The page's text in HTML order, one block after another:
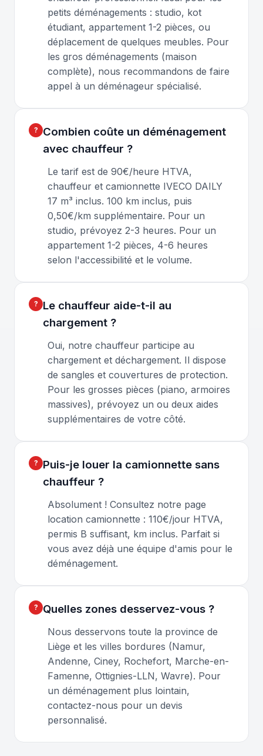
petits déménagements : studio, kot
étudiant, appartement 1-2 pièces, ou
déplacement de quelques meubles. Pour
les gros déménagements (maison
complète), nous recommandons de faire
appel à un déménageur spécialisé.
Combien coûte un déménagement
avec chauffeur ?
Le tarif est de 90€/heure HTVA,
chauffeur et camionnette IVECO DAILY
17 m³ inclus. 100 km inclus, puis
0,50€/km supplémentaire. Pour un
studio, prévoyez 2-3 heures. Pour un
appartement 1-2 pièces, 4-6 heures
selon l'accessibilité et le volume.
Le chauffeur aide-t-il au
chargement ?
Oui, notre chauffeur participe au
chargement et déchargement. Il dispose
de sangles et couvertures de protection.
Pour les grosses pièces (piano, armoires
massives), prévoyez un ou deux aides
supplémentaires de votre côté.
Puis-je louer la camionnette sans
chauffeur ?
Absolument ! Consultez notre page
location camionnette : 110€/jour HTVA,
permis B suffisant, km inclus. Parfait si
vous avez déjà une équipe d'amis pour le
déménagement.
Quelles zones desservez-vous ?
Nous desservons toute la province de
Liège et les villes bordures (Namur,
Andenne, Ciney, Rochefort, Marche-en-
Famenne, Ottignies-LLN, Wavre). Pour
un déménagement plus lointain,
contactez-nous pour un devis
personnalisé.